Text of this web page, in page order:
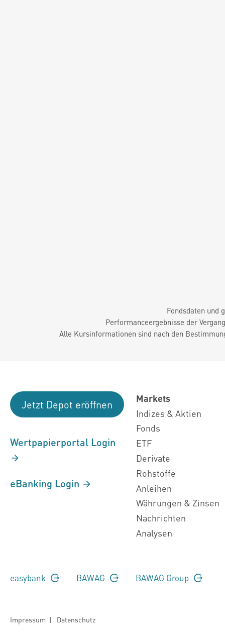
Fondsdaten und
Performanceergebnisse der
Alle Kursinformationen sind nach den
Jetzt Depot eröffnen
Wertpapierportal Login
eBanking Login
Markets
Indizes & Aktien
Fonds
ETF
Derivate
Rohstoffe
Anleihen
Währungen & Zinsen
Nachrichten
Analysen
easybank BAWAG BAWAG Group
Impressum | Datenschutz